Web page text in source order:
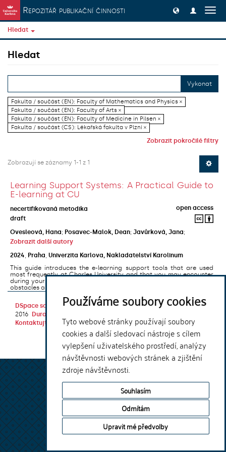
Používáme soubory cookies
Tyto webové stránky používají soubory
cookies a další sledovací nástroje s cílem
vylepšení uživatelského prostředí, analýzy
návštěvnosti webových stránek a zjištění
zdroje návštěvnosti.
Souhlasím
Odmítám
Upravit mé předvolby
Přeskočit na obsah
Repozitář publikační činnosti
Hledat
Hledat
Vykonat
Fakulta / součást (EN): Faculty of Mathematics and Physics ×
Fakulta / součást (EN): Faculty of Arts ×
Fakulta / součást (EN): Faculty of Medicine in Pilsen ×
Fakulta / součást (CS): Lékařská fakulta v Plzni ×
Zobrazit pokročilé filtry
Zobrazují se záznamy 1-1 z 1
Learning Support Systems: A Practical Guide to
E-learning at CU
necertifikovaná metodika
open access
draft
Ovesleová, Hana; Posavec-Malok, Dean; Javůrková, Jana;
Zobrazit další autory
2024
Praha Univerzita Karlova, Nakladatelství Karolinum
This guide introduces the e-learning support tools that are used
most frequently at Charles University and that you may encounter
during your studies. It will also help you to avoid the most common
obstacles associated ...
DSpace software
copyright © 2002-
2016
DuraSpace
Kontaktujte nás
|Vyjádření názoru
Theme by